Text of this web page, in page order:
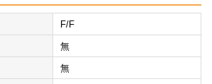
F/F
無
無